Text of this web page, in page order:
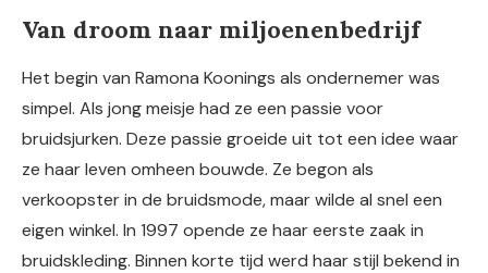
Van droom naar miljoenenbedrijf
Het begin van Ramona Koonings als ondernemer was
simpel. Als jong meisje had ze een passie voor
bruidsjurken. Deze passie groeide uit tot een idee waar
ze haar leven omheen bouwde. Ze begon als
verkoopster in de bruidsmode, maar wilde al snel een
eigen winkel. In 1997 opende ze haar eerste zaak in
bruidskleding. Binnen korte tijd werd haar stijl bekend in